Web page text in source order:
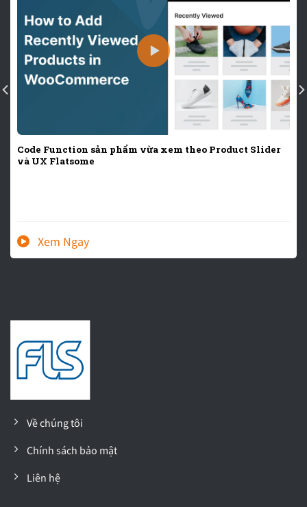
Code Function sản phẩm vừa xem theo Product Slider
và UX Flatsome
Về chúng tôi
Chính sách bảo mật
Liên hệ